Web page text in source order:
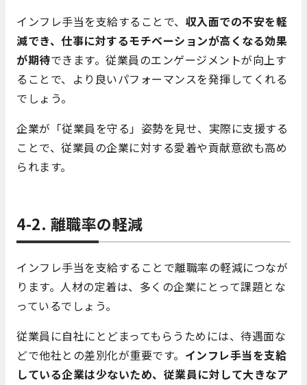
インフレ手当を支給することで、 収入面での不安を軽
減でき、仕事に対するモチベーションが高くなる効果
が期待できます。従業員のエンゲージメントが向上す
ることで、より良いパフォーマンスを発揮してくれる
でしょう。
企業が「従業員を守る」姿勢を見せ、実際に支援する
ことで、従業員の企業に対する愛着や貢献意欲も高め
られます。
4-2. 離職率の軽減
インフレ手当を支給することで離職率の軽減につなが
ります。人材の定着は、多くの企業にとって課題とな
っているでしょう。
従業員に自社にとどまってもらうためには、待遇面な
どで他社との差別化が重要です。 インフレ手当を支給
している企業は少ないため、従業員に対して大きなア